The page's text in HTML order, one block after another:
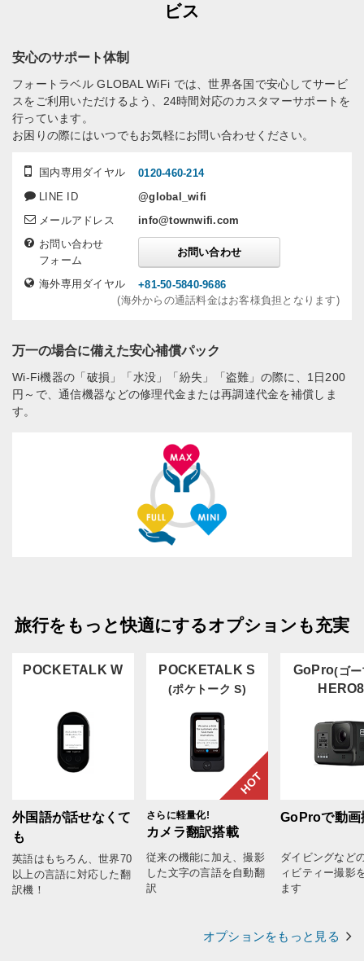
ビス
安心のサポート体制
国内専用ダイヤル
0120-460-214
LINE ID
@global_wifi
メールアドレス
info@townwifi.com
お問い合わせ
フォーム
お問い合わせ
海外専用ダイヤル
+81-50-5840-9686
(海外からの通話料金はお客様負担となります)
フォートラベル GLOBAL WiFi では、世界各国で安心してサービ
スをご利用いただけるよう、24時間対応のカスタマーサポートを
行っています。
お困りの際にはいつでもお気軽にお問い合わせください。
万一の場合に備えた安心補償パック
Wi-Fi機器の「破損」「水没」「紛失」「盗難」の際に、1日200
円～で、通信機器などの修理代金または再調達代金を補償しま
す。
旅行をもっと快適にするオプションも充実
POCKETALK W
外国語が話せなくて
も
英語はもちろん、世界70
以上の言語に対応した翻
訳機！
POCKETALK S
(ポケトーク S)
HOT
さらに軽量化!
カメラ翻訳搭載
従来の機能に加え、撮影
した文字の言語を自動翻
訳
GoPro(ゴ
HERO8
GoProで動画
ダイビングなど
ィビティー撮影
ます
オプションをもっと見る